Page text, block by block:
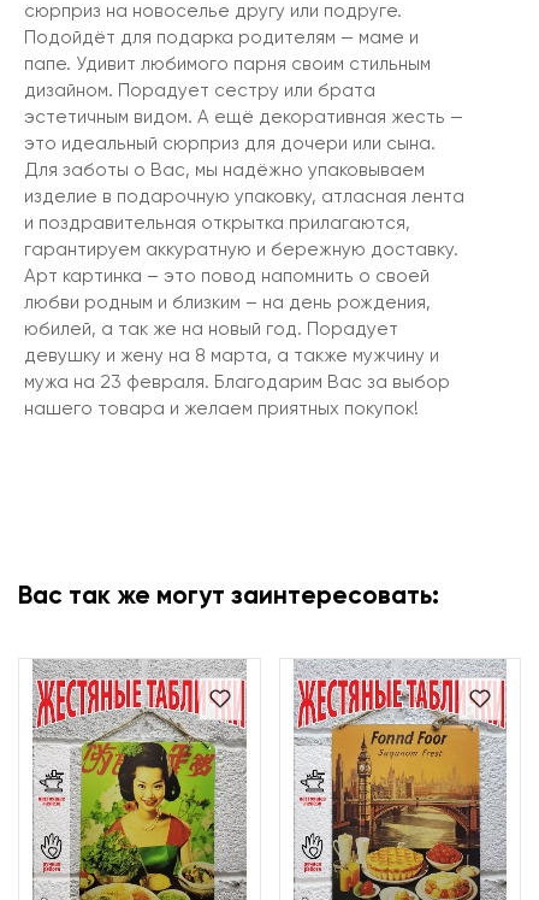
сюрприз на новоселье другу или подруге.
Подойдёт для подарка родителям — маме и
папе. Удивит любимого парня своим стильным
дизайном. Порадует сестру или брата
эстетичным видом. А ещё декоративная жесть —
это идеальный сюрприз для дочери или сына.
Для заботы о Вас, мы надёжно упаковываем
изделие в подарочную упаковку, атласная лента
и поздравительная открытка прилагаются,
гарантируем аккуратную и бережную доставку.
Арт картинка – это повод напомнить о своей
любви родным и близким – на день рождения,
юбилей, а так же на новый год. Порадует
девушку и жену на 8 марта, а также мужчину и
мужа на 23 февраля. Благодарим Вас за выбор
нашего товара и желаем приятных покупок!
Вас так же могут заинтересовать: